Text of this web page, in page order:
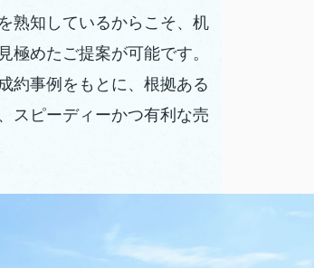
熟知しているからこそ、机
極めたご提案が可能です。
約事例をもとに、根拠ある
スピーディーかつ有利な売